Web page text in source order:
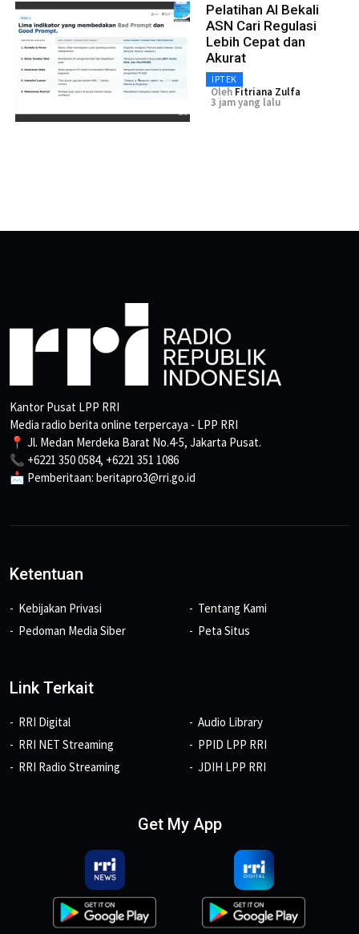
Pelatihan AI Bekali
ASN Cari Regulasi
Lebih Cepat dan
Akurat
IPTEK
Oleh Fitriana Zulfa
3 jam yang lalu
Kantor Pusat LPP RRI
Media radio berita online terpercaya - LPP RRI
📍 Jl. Medan Merdeka Barat No.4-5, Jakarta Pusat.
📞 +6221 350 0584, +6221 351 1086
📩 Pemberitaan: beritapro3@rri.go.id
Ketentuan
Kebijakan Privasi
Pedoman Media Siber
Tentang Kami
Peta Situs
Link Terkait
RRI Digital
RRI NET Streaming
RRI Radio Streaming
Audio Library
PPID LPP RRI
JDIH LPP RRI
Get My App